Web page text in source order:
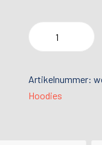
Artikelnummer:
Hoodies